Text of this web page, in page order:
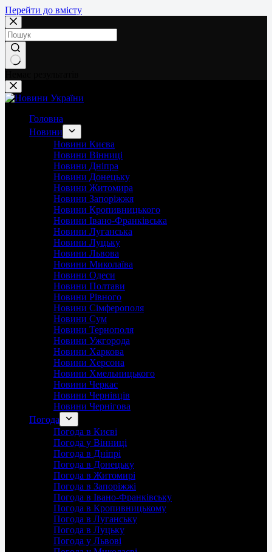
Перейти до вмісту
Головна
Новини
Новини Києва
Новини Вінниці
Новини Дніпра
Новини Донецьку
Новини Житомира
Новини Запоріжжя
Новини Кропивницького
Новини Івано-Франківська
Новини Луганська
Новини Луцьку
Новини Львова
Новини Миколаїва
Новини Одеси
Новини Полтави
Новини Рівного
Новини Сімферополя
Новини Сум
Новини Тернополя
Новини Ужгорода
Новини Харкова
Новини Херсона
Новини Хмельницького
Новини Черкас
Новини Чернівців
Новини Чернігова
Погода
Погода в Києві
Погода у Вінниці
Погода в Дніпрі
Погода в Донецьку
Погода в Житомирі
Погода в Запоріжжі
Погода в Івано-Франківську
Погода в Кропивницькому
Погода в Луганську
Погода в Луцьку
Погода у Львові